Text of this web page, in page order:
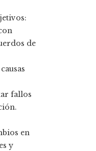
de
fallos
en
y